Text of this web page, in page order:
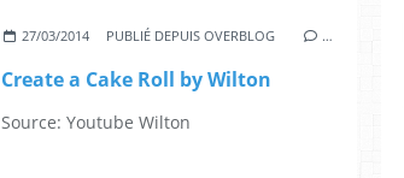
27/03/2014 PUBLIÉ DEPUIS OVERBLOG …
Create a Cake Roll by Wilton
Source: Youtube Wilton